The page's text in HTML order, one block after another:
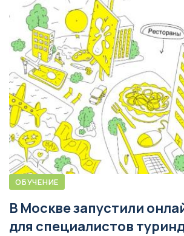
ОБУЧЕНИЕ
В Москве запустили
для специалистов